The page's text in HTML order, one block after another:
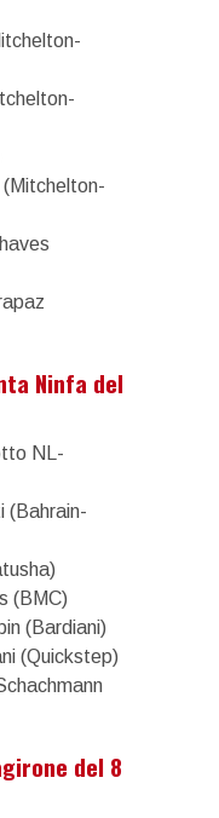
Ninfa del
NL-
(Bahrain-
(BMC)
(Bardiani)
(Quickstep)
del 8